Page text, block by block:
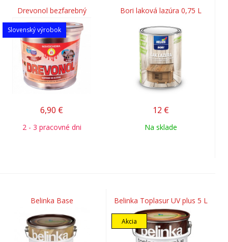
Drevonol bezfarebný
Slovenský výrobok
6,90 €
2 - 3 pracovné dni
Bori laková lazúra 0,75 L
12 €
Na sklade
Belinka Base Belinka Toplasur UV plus 5 L
Akcia